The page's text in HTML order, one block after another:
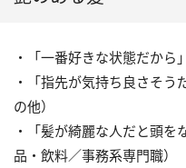
・「一番好きな状態だから
・「指先が気持ち良さそ
の他）
・「髪が綺麗な人だと頭
品・飲料／事務系専門職）